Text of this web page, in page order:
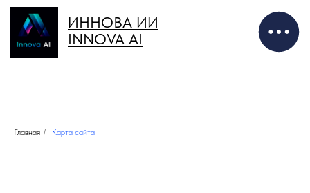
ИННОВА ИИ
INNOVA AI
Главная / Карта сайта